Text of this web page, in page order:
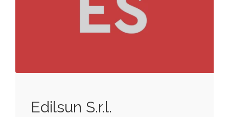
Edilsun S.r.l.